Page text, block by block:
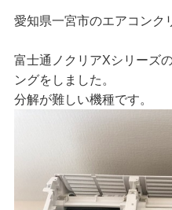
愛知県一宮市のエアコンク
富士通ノクリアXシリーズ
ングをしました。
分解が難しい機種です。